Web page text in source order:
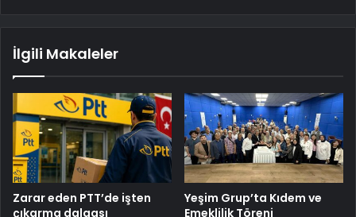
İlgili Makaleler
Zarar eden PTT’de işten
çıkarma dalgası
Yeşim Grup’ta Kıdem ve
Emeklilik Töreni